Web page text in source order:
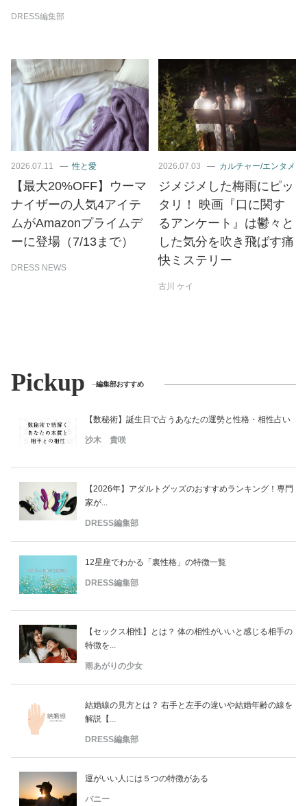
DRESS編集部
2026.07.11 性と愛
【最大20%OFF】ウーマ
ナイザーの人気4アイテ
ムがAmazonプライムデ
ーに登場（7/13まで）
DRESS NEWS
2026.07.03 カルチャー/エンタメ
ジメジメした梅雨にピッ
タリ！ 映画『口に関す
るアンケート』は鬱々と
した気分を吹き飛ばす痛
快ミステリー
古川 ケイ
Pickup 編集部おすすめ
【数秘術】誕生日で占うあなたの運勢と性格・相性占い
沙木 貴咲
【2026年】アダルトグッズのおすすめランキング！専門
家が...
DRESS編集部
12星座でわかる「裏性格」の特徴一覧
DRESS編集部
【セックス相性】とは？ 体の相性がいいと感じる相手の
特徴を...
雨あがりの少女
結婚線の見方とは？ 右手と左手の違いや結婚年齢の線を
解説【...
DRESS編集部
運がいい人には５つの特徴がある
バニー